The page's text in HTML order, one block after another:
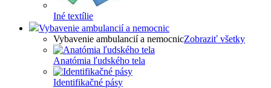
Iné textílie
Vybavenie ambulancií a nemocnic
Vybavenie ambulancií a nemocnicZobraziť všetky
Anatómia ľudského tela
Identifikačné pásy